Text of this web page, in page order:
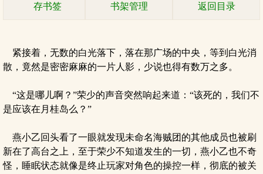
存书签 书架管理 返回目录
紧接着，无数的白光落下，落在那广场的中央，等到白光消
散，竟然是密密麻麻的一片人影，少说也得有数万之多。
“这是哪儿啊？”荣少的声音突然响起来道：“该死的，我们不
是应该在月桂岛么？”
燕小乙回头看了一眼就发现未命名海贼团的其他成员也被刷
新在了高台之上，至于荣少不知道发生的一切，燕小乙也不奇
怪，睡眠状态就像是终止玩家对角色的操控一样，彻底的被关